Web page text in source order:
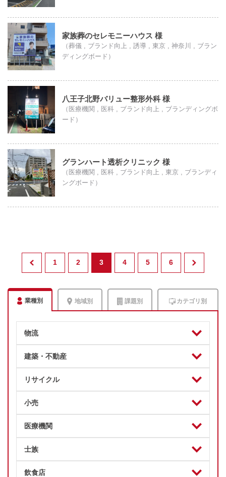
家族葬のセレモニーハウス 様
（葬儀 , ブランド向上 , 誘導 , 東京 , 神奈川 , ブラン
ディングボード）
八王子北野バリュー整形外科 様
（医療機関 , 医科 , ブランド向上 , ブランディングボ
ード）
グランハート透析クリニック 様
（医療機関 , 医科 , ブランド向上 , 東京 , ブランディ
ングボード）
1 2 3 4 5 6
業種別 地域別 課題別 カテゴリ別
物流
建築・不動産
リサイクル
小売
医療機関
士族
飲食店